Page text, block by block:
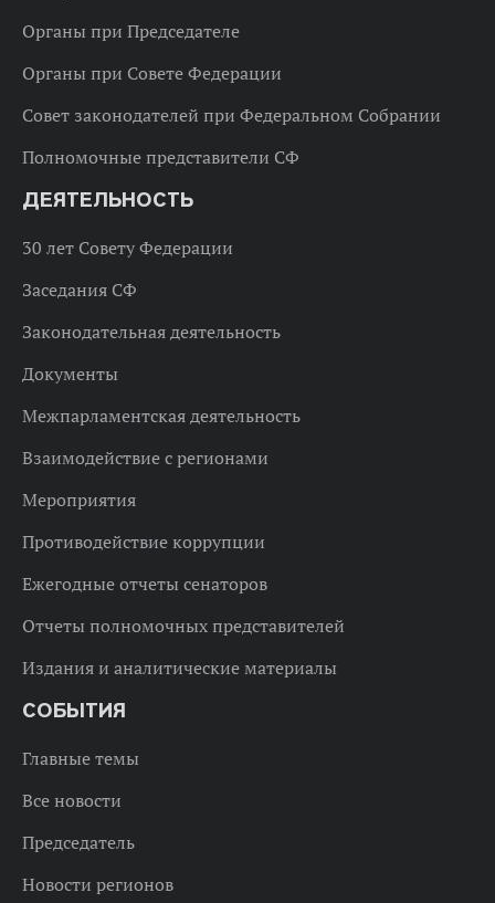
Органы при Председателе
Органы при Совете Федерации
Совет законодателей при Федеральном Собрании
Полномочные представители СФ
ДЕЯТЕЛЬНОСТЬ
30 лет Совету Федерации
Заседания СФ
Законодательная деятельность
Документы
Межпарламентская деятельность
Взаимодействие с регионами
Мероприятия
Противодействие коррупции
Ежегодные отчеты сенаторов
Отчеты полномочных представителей
Издания и аналитические материалы
СОБЫТИЯ
Главные темы
Все новости
Председатель
Новости регионов